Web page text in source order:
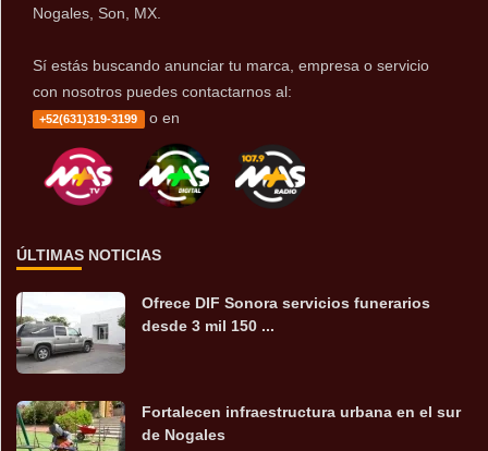
Nogales, Son, MX.
Sí estás buscando anunciar tu marca, empresa o servicio
con nosotros puedes contactarnos al:
+52(631)319-3199 o en
ÚLTIMAS NOTICIAS
Ofrece DIF Sonora servicios funerarios
desde 3 mil 150 ...
Fortalecen infraestructura urbana en el sur
de Nogales